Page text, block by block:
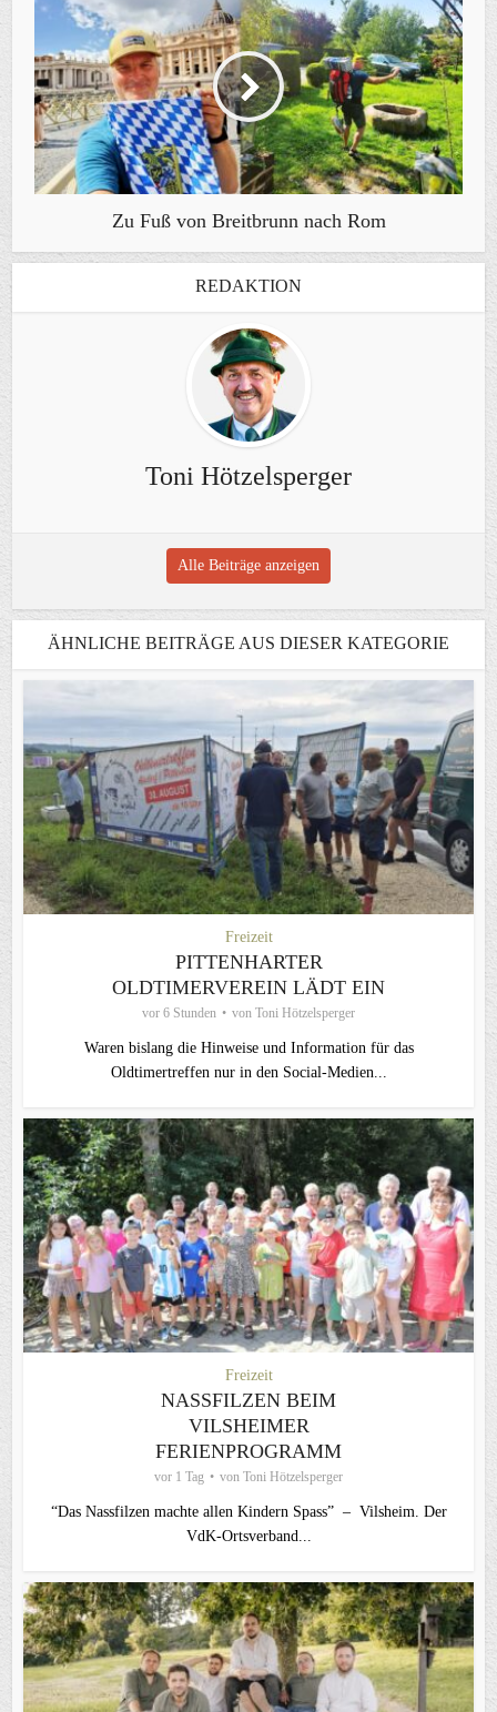
Zu Fuß von Breitbrunn nach Rom
REDAKTION
Toni Hötzelsperger
Alle Beiträge anzeigen
ÄHNLICHE BEITRÄGE AUS DIESER KATEGORIE
Freizeit
PITTENHARTER
OLDTIMERVEREIN LÄDT EIN
vor 6 Stunden von Toni Hötzelsperger
Waren bislang die Hinweise und Information für das
Oldtimertreffen nur in den Social-Medien...
Freizeit
NASSFILZEN BEIM
VILSHEIMER
FERIENPROGRAMM
vor 1 Tag von Toni Hötzelsperger
“Das Nassfilzen machte allen Kindern Spass” – Vilsheim. Der
VdK-Ortsverband...